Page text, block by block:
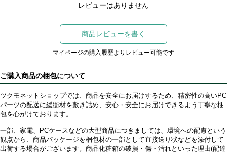
レビューはありません
商品レビューを書く
マイページの購入履歴よりレビュー可能です
ご購入商品の梱包について
ツクモネットショップでは、商品を安全にお届けするため、精密性の高いPC
パーツの配送に緩衝材を敷き詰め、安心・安全にお届けできるよう丁寧な梱
包を心がけております。
一部、家電、PCケースなどの大型商品につきましては、環境への配慮という
観点から、商品パッケージを梱包材の一部として直接送り状などを添付して
出荷する場合がございます。商品化粧箱の破損・傷・汚れといった理由(配達